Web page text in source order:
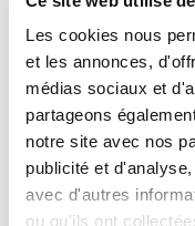
Les cookies nous
et les annonces,
médias sociaux et
partageons
notre site avec nos
publicité et
avec d'autres
ou qu'ils ont
Carrier - Module